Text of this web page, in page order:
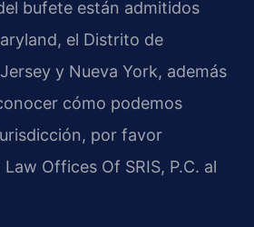
bufete están admitidos
el Distrito de
y Nueva York, además
cómo podemos
por favor
Offices Of SRIS, P.C. al